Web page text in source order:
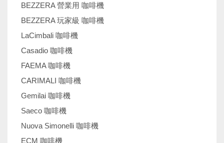
BEZZERA 營業用 咖啡機
BEZZERA 玩家級 咖啡機
LaCimbali 咖啡機
Casadio 咖啡機
FAEMA 咖啡機
CARIMALI 咖啡機
Gemilai 咖啡機
Saeco 咖啡機
Nuova Simonelli 咖啡機
ECM 咖啡機